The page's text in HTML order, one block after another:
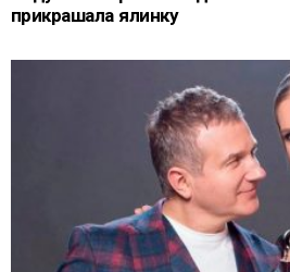
прикрашала ялинку